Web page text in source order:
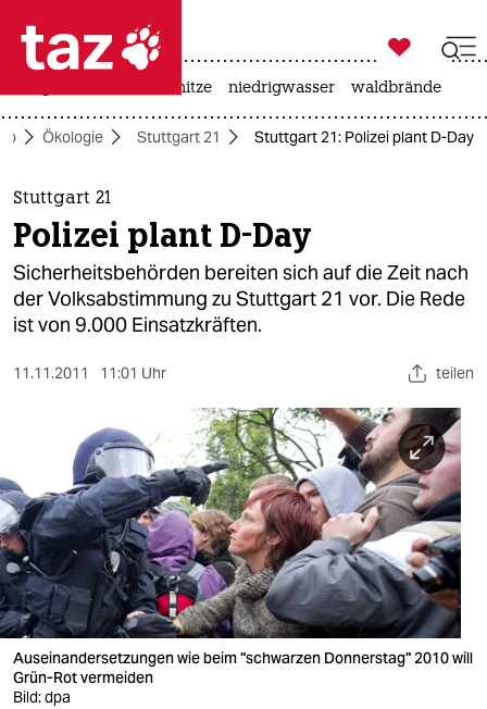
 taz zahl ich
taz zahl ich
themen
politik
öko
berlin
nord
wahrheit
verlag
verlag

taz zahl ich
hitze niedrigwasser waldbrände
Ökologie Stuttgart 21 Stuttgart 21: Polizei plant D-Day
Stuttgart 21
Polizei plant D-Day
Sicherheitsbehörden bereiten sich auf die Zeit nach
der Volksabstimmung zu Stuttgart 21 vor. Die Rede
ist von 9.000 Einsatzkräften.
11.11.2011 11:01 Uhr teilen
Auseinandersetzungen wie beim "schwarzen Donnerstag" 2010 will
Grün-Rot vermeiden
Bild: dpa